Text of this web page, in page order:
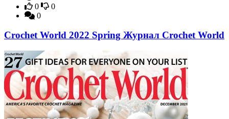
0
0
0
Crochet World 2022 Spring Журнал Crochet World